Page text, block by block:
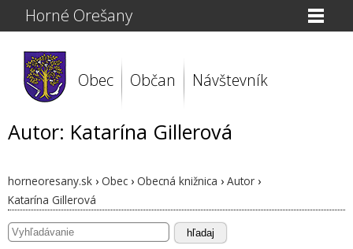
Horné Orešany
Obec Občan Návštevník
Autor: Katarína Gillerová
horneoresany.sk › Obec › Obecná knižnica › Autor ›
Katarína Gillerová
hľadaj